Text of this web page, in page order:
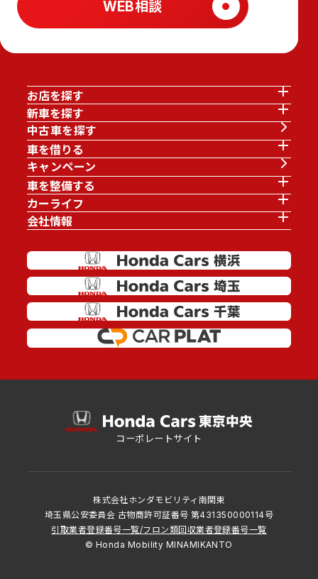
WEB相談
お店を探す
新車を探す
中古車を探す
車を借りる
キャンペーン
車を整備する
カーライフ
会社情報
コーポレートサイト
株式会社ホンダモビリティ南関東
埼玉県公安委員会 古物商許可証番号 第431350000114号
引取業者登録番号一覧/フロン類回収業者登録番号一覧
© Honda Mobility MINAMIKANTO